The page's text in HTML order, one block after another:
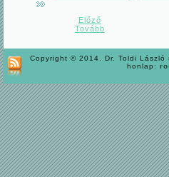
Előző
Tovább
Copyright © 2014. Dr. Toldi László
honlap: